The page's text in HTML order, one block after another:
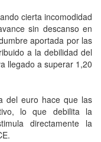
cierta incomodidad
sin descanso en
aportada por las
a la debilidad del
llegado a superar 1,20
del euro hace que las
lo que debilita la
directamente la